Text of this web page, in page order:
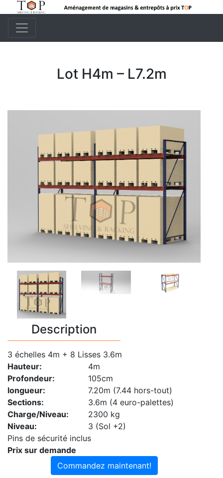
Lot H4m – L7.2m
Description
3 échelles 4m + 8 Lisses 3.6m
Hauteur:
4m
Profondeur:
105cm
longueur:
7.20m (7.44 hors-tout)
Sections:
3.6m (4 euro-palettes)
Charge/Niveau:
2300 kg
Niveau:
3 (Sol +2)
Pins de sécurité inclus
Prix sur demande
Commandez maintenant!